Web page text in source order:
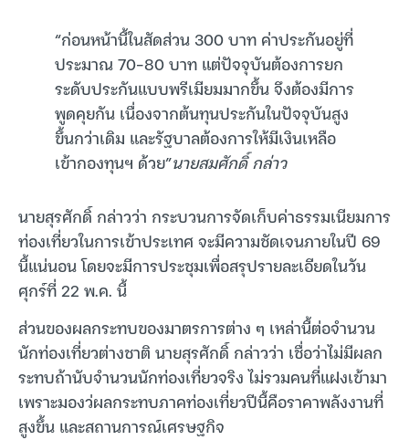
“ก่อนหน้านี้ในสัดส่วน 300 บาท ค่าประกันอยู่ที่
ประมาณ 70-80 บาท แต่ปัจจุบันต้องการยก
ระดับประกันแบบพรีเมียมมากขึ้น จึงต้องมีการ
พูดคุยกัน เนื่องจากต้นทุนประกันในปัจจุบันสูง
ขึ้นกว่าเดิม และรัฐบาลต้องการให้มีเงินเหลือ
เข้ากองทุนฯ ด้วย”นายสมศักดิ์ กล่าว
นายสุรศักดิ์ กล่าวว่า กระบวนการจัดเก็บค่าธรรมเนียมการ
ท่องเที่ยวในการเข้าประเทศ จะมีความชัดเจนภายในปี 69
นี้แน่นอน โดยจะมีการประชุมเพื่อสรุปรายละเอียดในวัน
ศุกร์ที่ 22 พ.ค. นี้
ส่วนของผลกระทบของมาตรการต่าง ๆ เหล่านี้ต่อจำนวน
นักท่องเที่ยวต่างชาติ นายสุรศักดิ์ กล่าวว่า เชื่อว่าไม่มีผลก
ระทบถ้านับจำนวนนักท่องเที่ยวจริง ไม่รวมคนที่แฝงเข้ามา
เพราะมองว่ผลกระทบภาคท่องเที่ยวปีนี้คือราคาพลังงานที่
สูงขึ้น และสถานการณ์เศรษฐกิจ